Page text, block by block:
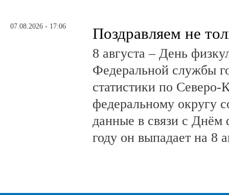
07.08.2026 - 17:06 Поздравляем не
8 августа – День
Федеральной службы
статистики по Северо-
федеральному округу
данные в связи с Днём
году он выпадает на 8